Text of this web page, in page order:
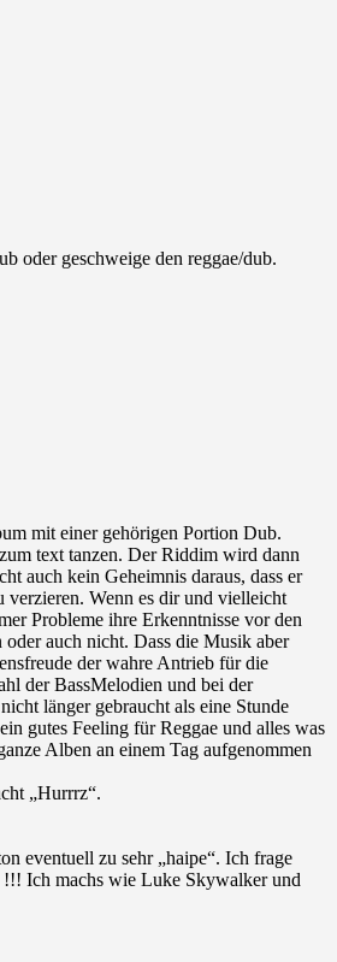
oder geschweige den reggae/dub.
mit einer gehörigen Portion Dub.
text tanzen. Der Riddim wird dann
auch kein Geheimnis daraus, dass er
verzieren. Wenn es dir und vielleicht
Probleme ihre Erkenntnisse vor den
auch nicht. Dass die Musik aber
der wahre Antrieb für die
der BassMelodien und bei der
länger gebraucht als eine Stunde
gutes Feeling für Reggae und alles was
Alben an einem Tag aufgenommen
„Hurrrz“.
eventuell zu sehr „haipe“. Ich frage
Ich machs wie Luke Skywalker und